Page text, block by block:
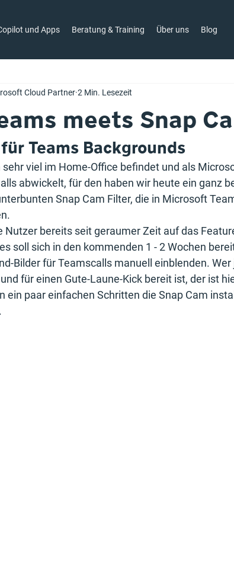
und Apps Beratung & Training Über uns Blog
meets Snap
Cloud Partner 2 Min. Lesezeit
Teams Backgrounds
viel im Home-Office befindet und als
abwickelt, für den haben wir heute ein ganz
Snap Cam Filter, die in Microsoft
bereits seit geraumer Zeit auf das
soll sich in den kommenden 1 - 2 Wochen
Bilder für Teamscalls manuell einblenden.
für einen Gute-Laune-Kick bereit ist, der ist
ein paar einfachen Schritten die Snap Cam